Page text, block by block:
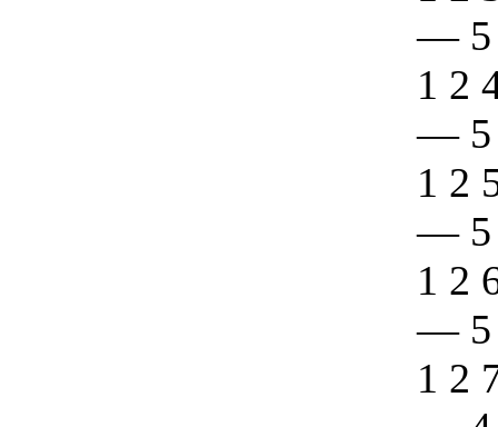
— 5
1 2
— 5
1 2
— 5
1 2
— 5
1 2